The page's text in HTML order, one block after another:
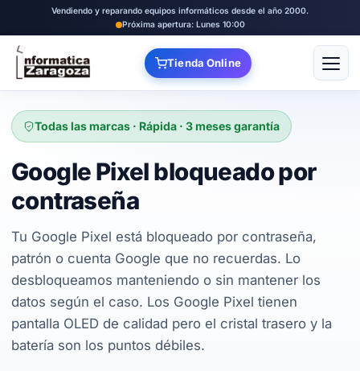
Vendiendo y reparando equipos informáticos desde el año 2000.
Próxima apertura: Lunes 10:00
Tienda Online Abrir
Todas las marcas · Rápida · 3 meses garantía
Google Pixel bloqueado por
contraseña
Tu Google Pixel está bloqueado por contraseña,
patrón o cuenta Google que no recuerdas. Lo
desbloqueamos manteniendo o sin mantener los
datos según el caso. Los Google Pixel tienen
pantalla OLED de calidad pero el cristal trasero y la
batería son los puntos débiles.